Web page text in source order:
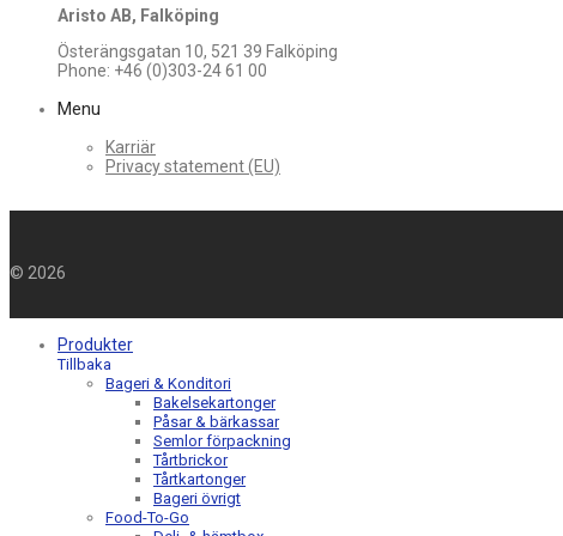
Aristo AB, Falköping
Österängsgatan 10, 521 39 Falköping
Phone: +46 (0)303-24 61 00
Menu
Karriär
Privacy statement (EU)
© 2026
Produkter
Tillbaka
Bageri & Konditori
Bakelsekartonger
Påsar & bärkassar
Semlor förpackning
Tårtbrickor
Tårtkartonger
Bageri övrigt
Food-To-Go